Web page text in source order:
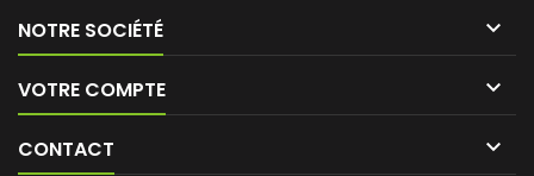
NOTRE SOCIÉTÉ 
VOTRE COMPTE 
CONTACT 